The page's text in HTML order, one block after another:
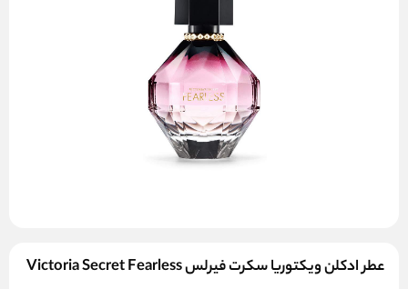
عطر ادکلن ویکتوریا سکرت فیرلس Victoria Secret Fearless